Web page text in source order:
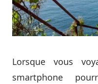
Lorsque vous
smartphone